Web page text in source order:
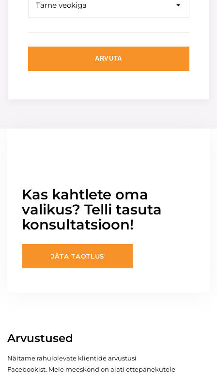
Tarne veokiga
ARVUTA
Kas kahtlete oma
valikus? Telli tasuta
konsultatsioon!
JÄTA TAOTLUS
Arvustused
Näitame rahulolevate klientide arvustusi
Facebookist. Meie meeskond on alati ettepanekutele